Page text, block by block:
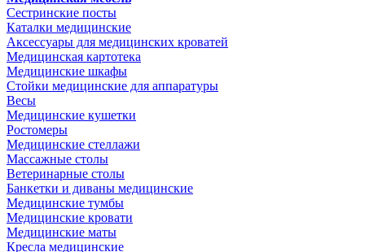
Сестринские посты
Каталки медицинские
Аксессуары для медицинских кроватей
Медицинская картотека
Медицинские шкафы
Стойки медицинские для аппаратуры
Весы
Медицинские кушетки
Ростомеры
Медицинские стеллажи
Массажные столы
Ветеринарные столы
Банкетки и диваны медицинские
Медицинские тумбы
Медицинские кровати
Медицинские маты
Кресла медицинские